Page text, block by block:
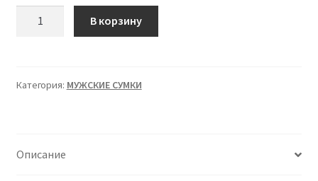
портфель
В корзину
Категория: МУЖСКИЕ СУМКИ
Описание